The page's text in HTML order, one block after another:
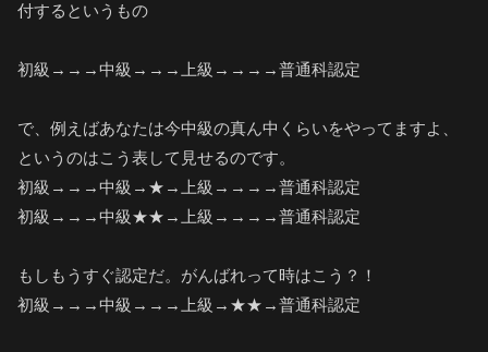
付するというもの
初級→→→中級→→→上級→→→→普通科認定
で、例えばあなたは今中級の真ん中くらいをやってますよ、
というのはこう表して見せるのです。
初級→→→中級→★→上級→→→→普通科認定
初級→→→中級★★→上級→→→→普通科認定
もしもうすぐ認定だ。がんばれって時はこう？！
初級→→→中級→→→上級→★★→普通科認定